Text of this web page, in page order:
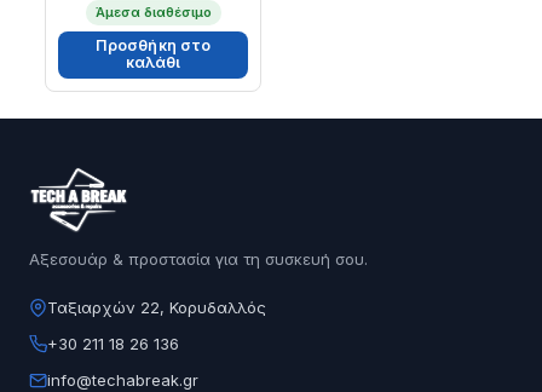
Άμεσα διαθέσιμο
Προσθήκη στο
καλάθι
Αξεσουάρ & προστασία για τη συσκευή σου.
Ταξιαρχών 22, Κορυδαλλός
+30 211 18 26 136
info@techabreak.gr